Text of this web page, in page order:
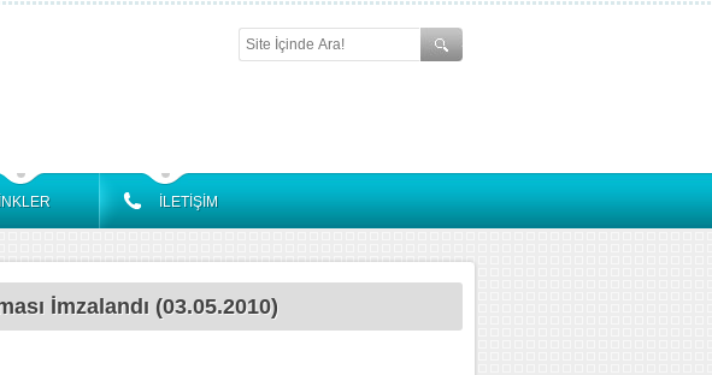
İLETİŞİM
İmzalandı (03.05.2010)